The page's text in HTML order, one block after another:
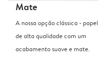
Mate
A nossa opção clássica - papel
de alta qualidade com um
acabamento suave e mate.